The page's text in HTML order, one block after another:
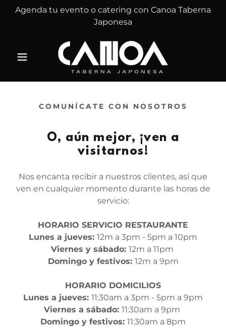
Agenda tu evento o catering con Canoa Taberna
Japonesa
COMUNÍCATE CON NOSOTROS
O, aún mejor, ¡ven a
visitarnos!
Nos encanta recibir a nuestros clientes, así que
ven en cualquier momento durante las horas de
servicio:
HORARIO SERVICIO RESTAURANTE
Lunes a jueves: 12m a 3pm - 5pm a 10pm
Viernes y sábado: 12m a 11pm
Domingo y festivos: 12m a 9pm
HORARIO DOMICILIOS
Lunes a jueves: 11:30am a 3pm - 5pm a 9pm
Viernes a sábado: 11:30am a 9pm
Domingo y festivos: 11:30am a 8pm